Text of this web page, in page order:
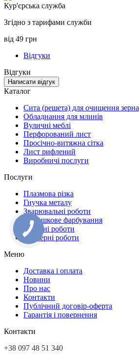
Кур'єрська служба
Згідно з тарифами служби
від 49 грн
Відгуки
Відгуки
Написати відгук
Каталог
Сита (решета) для очищення зерна
Обладнання для млинів
Вуличні меблі
Перфорований лист
Просічно-витяжна сітка
Лист рифлений
Виробничі послуги
Послуги
Плазмова різка
Гнучка металу
Зварювальні роботи
Порошкове фарбування
Токарні роботи
Фрезерні роботи
Меню
Доставка і оплата
Новини
Про нас
Контакти
Публічний договір-оферта
Гарантія і повернення
Контакти
+38 097 48 51 340